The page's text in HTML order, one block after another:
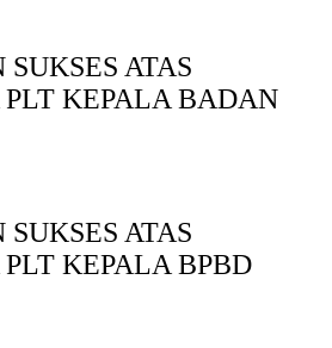
ATAS
KEPALA BADAN
ATAS
KEPALA BPBD